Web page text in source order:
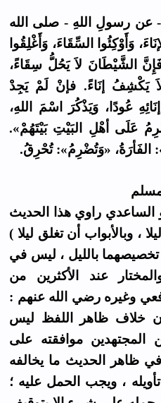
عن رسولِ اللهِ - صلى الله
وَأَوْكِئُوا السِّقَاءَ، وَأَغْلِقُوا
فَإِنَّ الشَّيْطَانَ لاَ يَحُلُّ سِقَاءً،
بَابًا، وَلاَ يَكْشِفُ إنَاءً. فإنْ لَمْ يَجِدْ
عُودًا، وَيَذْكُرَ اسْمَ اللهِ،
عَلَى أهْلِ البَيْتِ بَيْتَهُمْ».
الساعدي راوي هذا الحديث
، وبالأبواب أن تغلق ليلا )
تخصيصهما بالليل ، ليس في
عند الأكثرين من
وغيره رضي الله عنهم :
خلاف ظاهر اللفظ ليس
المجتهدين موافقته على
ظاهر الحديث ما يخالفه
، ويجب الحمل عليه ؛